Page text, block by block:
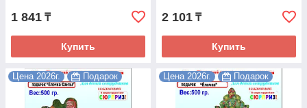
1 841 ₸
Купить
2 101 ₸
Купить
Цена 2026г. Подарок Цена 2026г. Подарок